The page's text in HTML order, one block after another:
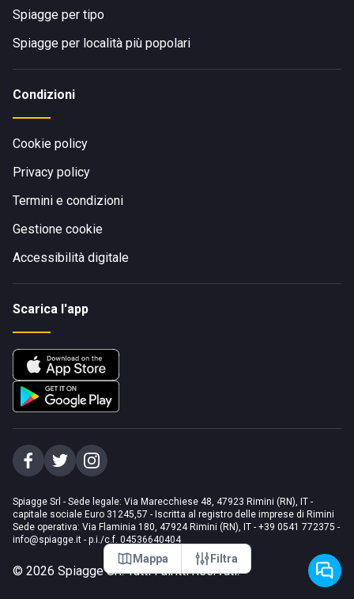
Mappa Filtra
Spiagge per tipo
Spiagge per località più popolari
Condizioni
Cookie policy
Privacy policy
Termini e condizioni
Gestione cookie
Accessibilità digitale
Scarica l'app
Spiagge Srl - Sede legale: Via Marecchiese 48, 47923 Rimini (RN), IT -
capitale sociale Euro 31245,57 - Iscritta al registro delle imprese di Rimini
Sede operativa: Via Flaminia 180, 47924 Rimini (RN), IT - +39 0541 772375 -
info@spiagge.it - p.i./c.f. 04536640404
© 2026 Spiagge Srl. Tutti i diritti riservati.